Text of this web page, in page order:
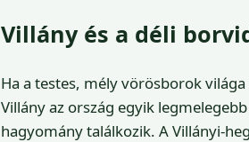
Villány és a déli
Ha a testes, mély vörösborok
Villány az ország egyik
hagyomány találkozik. A Villányi-